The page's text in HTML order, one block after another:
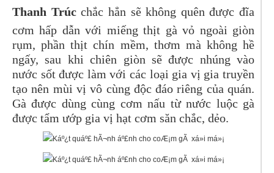
Thanh Trúcchắc hẳn sẽ không quên được đĩa
cơm hấp dẫn với miếng thịt gà vỏ ngoài giòn
rụm, phần thịt chín mềm, thơm mà không hề
ngấy, sau khi chiên giòn sẽ được nhúng vào
nước sốt được làm với các loại gia vị gia truyền
tạo nên mùi vị vô cùng độc đáo riêng của quán.
Gà được dùng cùng cơm nấu từ nước luộc gà
được tẩm ướp gia vị hạt cơm săn chắc, dẻo.